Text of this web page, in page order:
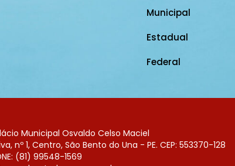
Municipal
Estadual
Federal
Municipal Osvaldo Celso Maciel
nº 1, Centro, São Bento do Una - PE. CEP: 553370-128
(81) 99548-1569